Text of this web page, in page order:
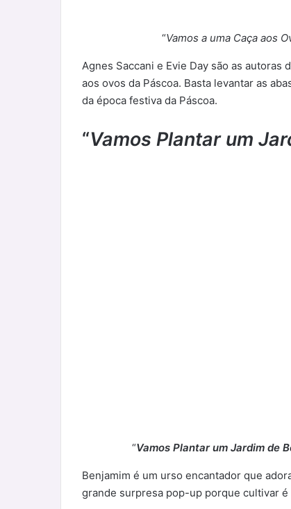
“Vamos a uma Caça aos
Agnes Saccani e Evie Day são as autoras
aos ovos da Páscoa. Basta levantar as
da época festiva da Páscoa.
“Vamos Plantar um
“Vamos Plantar um Jardim de
Benjamim é um urso encantador que
grande surpresa pop-up porque cultivar